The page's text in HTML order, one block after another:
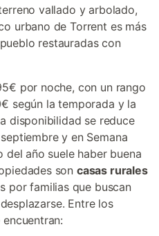
vallado y arbolado,
urbano de Torrent es más
restauradas con
por noche, con un rango
según la temporada y la
disponibilidad se reduce
y en Semana
del año suele haber buena
son casas rurales
por familias que buscan
Entre los